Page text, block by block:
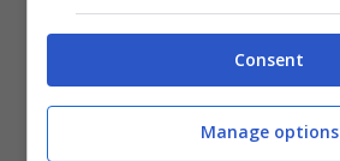
Consent
Manage options